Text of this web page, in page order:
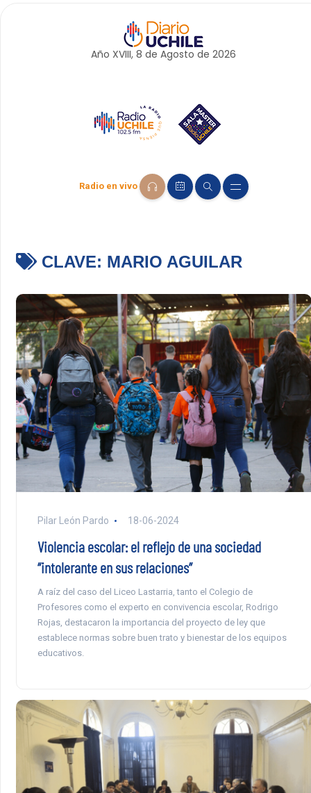
Año XVIII, 8 de Agosto de 2026
Radio en vivo
CLAVE: MARIO AGUILAR
Pilar León Pardo 18-06-2024
Violencia escolar: el reflejo de una sociedad
“intolerante en sus relaciones”
A raíz del caso del Liceo Lastarria, tanto el Colegio de
Profesores como el experto en convivencia escolar, Rodrigo
Rojas, destacaron la importancia del proyecto de ley que
establece normas sobre buen trato y bienestar de los equipos
educativos.